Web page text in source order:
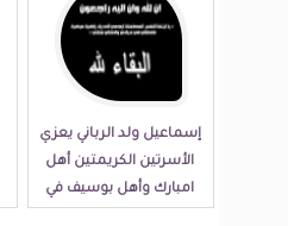
إسماعيل ولد الرباني يعزي
الأسرتين الكريمتين أهل
امبارك وأهل بوسيف في